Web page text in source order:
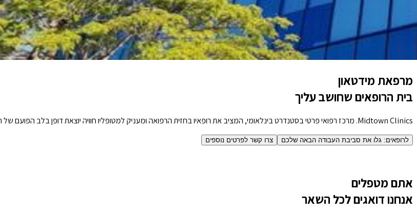
מרפאת מידטאון
בית הרופאים שחושב עליך
Midtown Clinics. מרכז רפואי פרטי בסטנדרט בינלאומי, המציב את רופאיו בחזית הרפואה ומעניק למטופליו חוויה יוצאת דופן בלב הפועם של תל אביב.
לרופאים: גלו את סביבת העבודה הבאה שלכם צרו קשר לפרטים נוספים
אתם מטפלים
אנחנו דואגים לכל השאר